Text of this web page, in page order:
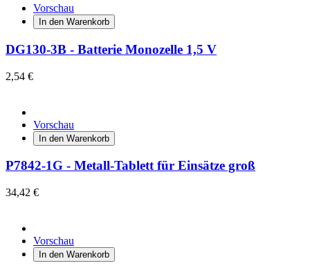
Vorschau
In den Warenkorb
DG130-3B - Batterie Monozelle 1,5 V
2,54 €
Vorschau
In den Warenkorb
P7842-1G - Metall-Tablett für Einsätze groß
34,42 €
Vorschau
In den Warenkorb